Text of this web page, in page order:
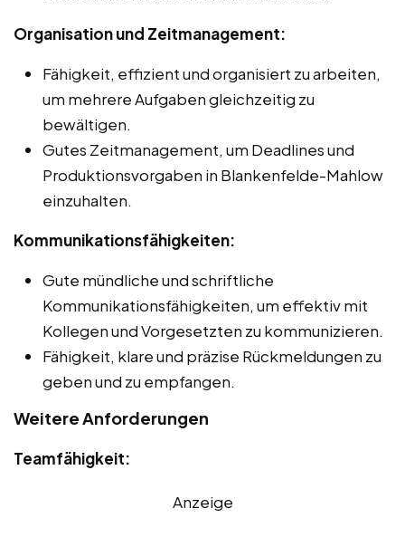
Organisation und Zeitmanagement:
Fähigkeit, effizient und organisiert zu arbeiten,
um mehrere Aufgaben gleichzeitig zu
bewältigen.
Gutes Zeitmanagement, um Deadlines und
Produktionsvorgaben in Blankenfelde-Mahlow
einzuhalten.
Kommunikationsfähigkeiten:
Gute mündliche und schriftliche
Kommunikationsfähigkeiten, um effektiv mit
Kollegen und Vorgesetzten zu kommunizieren.
Fähigkeit, klare und präzise Rückmeldungen zu
geben und zu empfangen.
Weitere Anforderungen
Teamfähigkeit:
Anzeige